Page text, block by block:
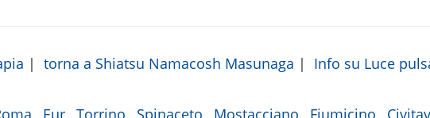
| torna a Shiatsu Namacosh Masunaga | Info su Luce
, Eur , Torrino , Spinaceto , Mostacciano , Fiumicino ,